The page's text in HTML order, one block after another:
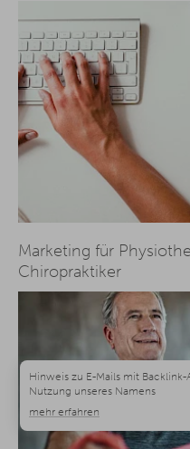
Marketing für
Chiropraktiker